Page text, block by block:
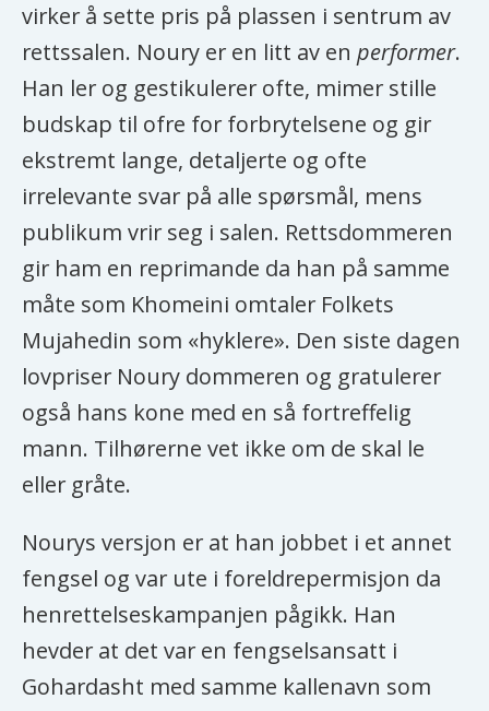
virker å sette pris på plassen i sentrum av
rettssalen. Noury er en litt av en performer.
Han ler og gestikulerer ofte, mimer stille
budskap til ofre for forbrytelsene og gir
ekstremt lange, detaljerte og ofte
irrelevante svar på alle spørsmål, mens
publikum vrir seg i salen. Rettsdommeren
gir ham en reprimande da han på samme
måte som Khomeini omtaler Folkets
Mujahedin som «hyklere». Den siste dagen
lovpriser Noury dommeren og gratulerer
også hans kone med en så fortreffelig
mann. Tilhørerne vet ikke om de skal le
eller gråte.
Nourys versjon er at han jobbet i et annet
fengsel og var ute i foreldrepermisjon da
henrettelseskampanjen pågikk. Han
hevder at det var en fengselsansatt i
Gohardasht med samme kallenavn som